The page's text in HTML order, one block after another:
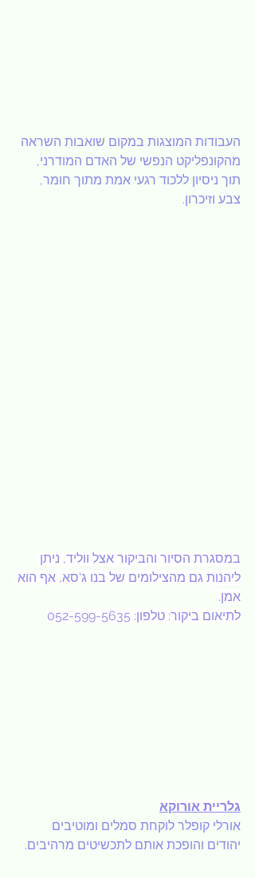
העבודות המוצגות במקום שואבות השראה
מהקונפליקט הנפשי של האדם המודרני,
תוך ניסיון ללכוד רגעי אמת מתוך חומר,
צבע וזיכרון.
במסגרת הסיור והביקור אצל ווליד, ניתן
ליהנות גם מהצילומים של בנו ג'סא, אף הוא
אמן.
לתיאום ביקור: טלפון: 052-599-5635
גלריית אורוקא
אורלי קופלר לוקחת סמלים ומוטיבים
יהודים והופכת אותם לתכשיטים מרהיבים.